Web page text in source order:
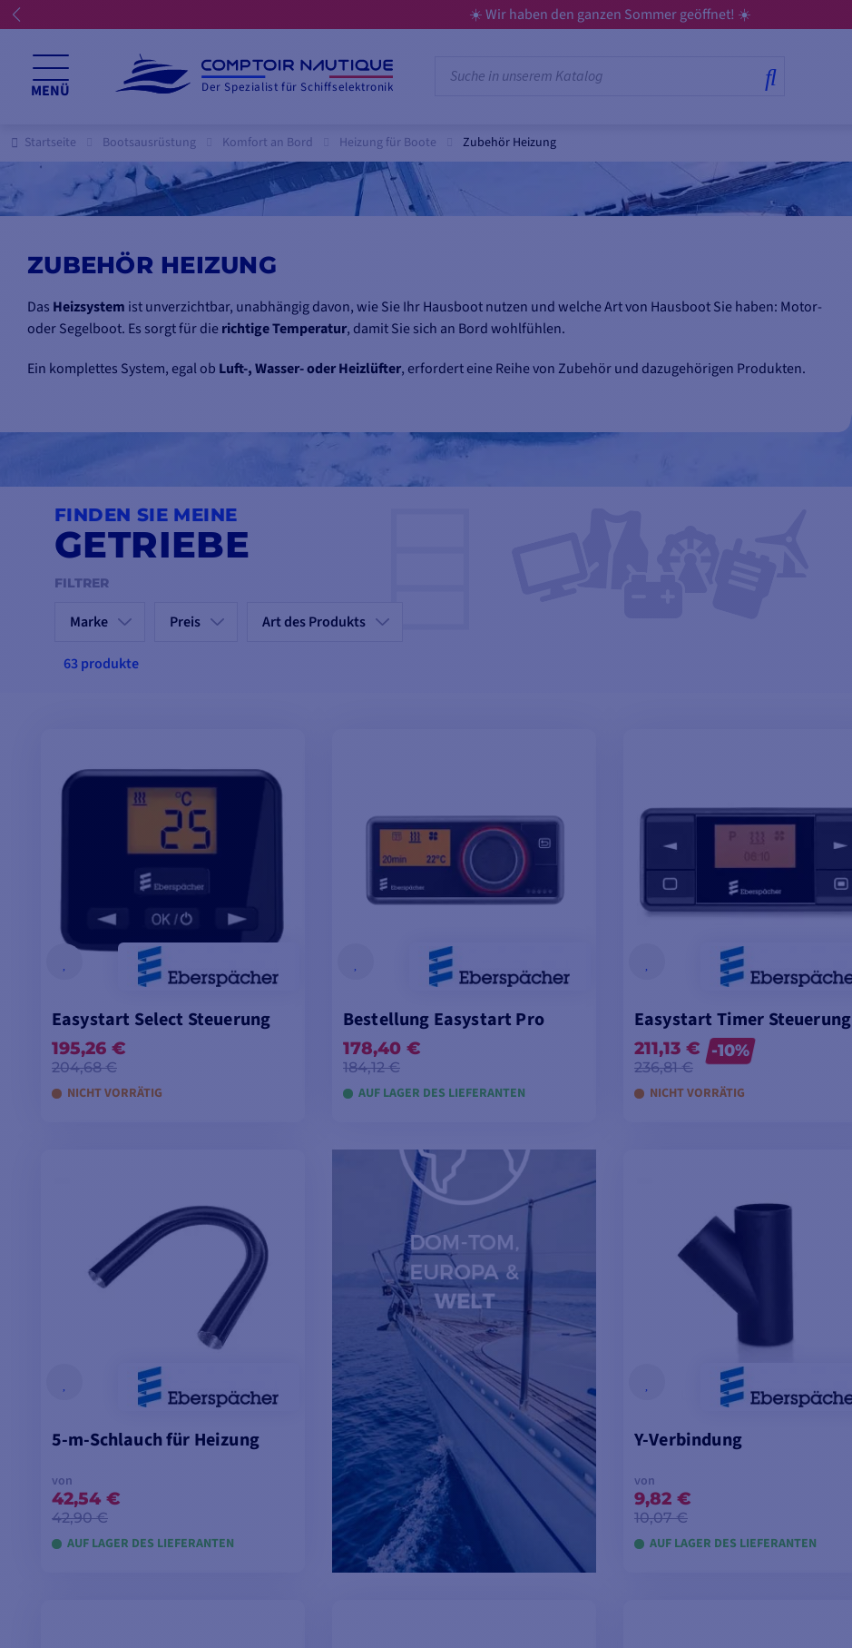
☀️ Wir haben den ganzen Sommer geöffnet! ☀️
MENÜ Der Spezialist für Schiffselektronik
Startseite Bootsausrüstung Komfort an Bord Heizung für Boote Zubehör Heizung
ZUBEHÖR HEIZUNG
Das Heizsystem ist unverzichtbar, unabhängig davon, wie Sie Ihr Hausboot nutzen und welche Art von Hausboot Sie haben: Motor-
oder Segelboot. Es sorgt für dierichtige Temperatur, damit Sie sich an Bord wohlfühlen.
Ein komplettes System, egal ob Luft-, Wasser- oder Heizlüfter, erfordert eine Reihe von Zubehör und dazugehörigen Produkten.
wir bieten Ihnen die besten Preise und stets aktuelle Bestände.
FINDEN SIE MEINE
GETRIEBE
FILTRER
Marke Preis Art des Produkts
63 produkte
Easystart Select Steuerung
195,26 €
204,68 €
NICHT VORRÄTIG
Bestellung Easystart Pro
178,40 €
184,12 €
AUF LAGER DES LIEFERANTEN
IN DEN WARENKORB LEGEN
Easystart Timer Steuerung
211,13 €
236,81 €
-10%
NICHT VORRÄTIG
5-m-Schlauch für Heizung
von
42,54 €
42,90 €
AUF LAGER DES LIEFERANTEN
Y-Verbindung
von
9,82 €
10,07 €
AUF LAGER DES LIEFERANTEN